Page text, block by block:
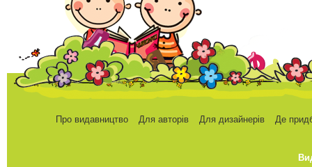
Про видавництво Для авторів Для дизайнерів Де